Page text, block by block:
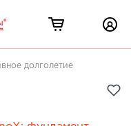
долголетие